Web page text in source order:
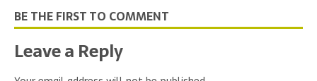
BE THE FIRST TO COMMENT
Leave a Reply